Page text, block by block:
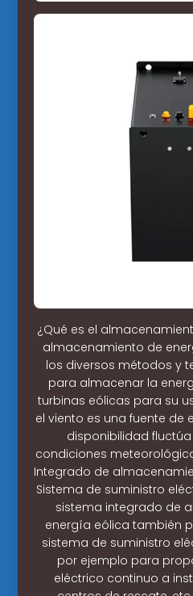
¿Qué es el
almacenamiento de
los diversos métodos y
para almacenar la
turbinas eólicas para su
el viento es una fuente de
disponibilidad
condiciones
Integrado de
Sistema de suministro
sistema integrado de
energía eólica también
sistema de suministro
por ejemplo para
eléctrico continuo a